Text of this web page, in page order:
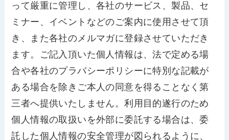
って厳重に管理し、各社のサービス、製品、セ
ミナー、イベントなどのご案内に使用させて頂
き、また各社のメルマガに登録させていただき
ます。ご記入頂いた個人情報は、法で定める場
合や各社のプラバシーポリシーに特別な記載が
ある場合を除きご本人の同意を得ることなく第
三者へ提供いたしません。利用目的遂行のため
個人情報の取扱いを外部に委託する場合は、委
託した個人情報の安全管理が図られるように、